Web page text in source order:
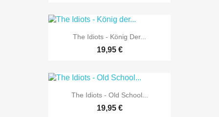
The Idiots - König Der...
19,95 €
The Idiots - Old School...
19,95 €